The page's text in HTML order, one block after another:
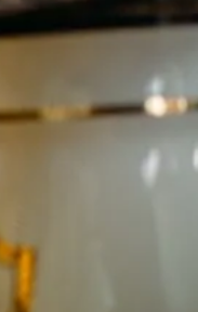
Details
Airbräu am
Terminalstraße